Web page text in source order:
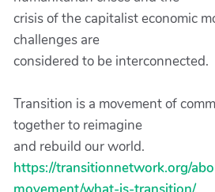
crisis of the capitalist economic
challenges are
considered to be interconnected.
Transition is a movement of
together to reimagine
and rebuild our world.
https://transitionnetwork.org/